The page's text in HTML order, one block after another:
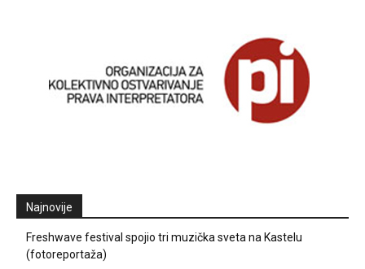
Najnovije
Freshwave festival spojio tri muzička sveta na Kastelu
(fotoreportaža)